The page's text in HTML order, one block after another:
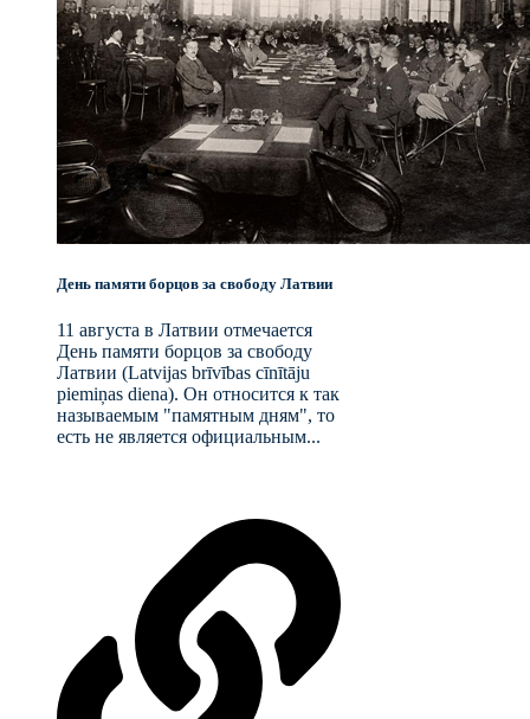
День памяти борцов за свободу Латвии
11 августа в Латвии отмечается
День памяти борцов за свободу
Латвии (Latvijas brīvības cīnītāju
piemiņas diena). Он относится к так
называемым "памятным дням", то
есть не является официальным...